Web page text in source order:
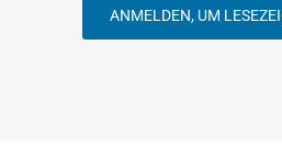
ANMELDEN, UM